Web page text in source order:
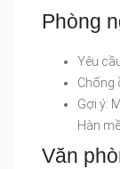
Phòng
Yêu
Chống
Gợi ý:
Hàn
Văn